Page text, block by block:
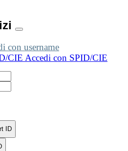
con username
CIE Accedi con SPID/CIE